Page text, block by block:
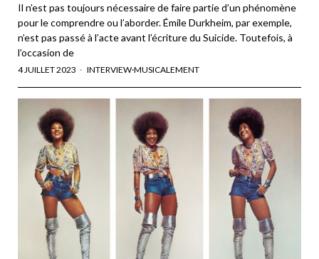
Il n’est pas toujours nécessaire de faire partie d’un phénomène
pour le comprendre ou l’aborder. Émile Durkheim, par exemple,
n’est pas passé à l’acte avant l’écriture du Suicide. Toutefois, à
l’occasion de
4 JUILLET 2023 INTERVIEW·MUSICALEMENT